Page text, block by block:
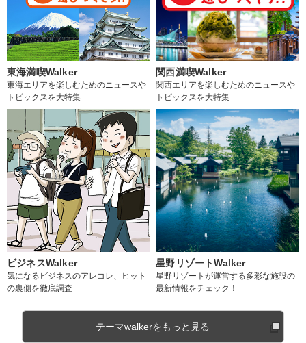
東海満喫Walker
東海エリアを楽しむためのニュースや
トピックスを大特集
関西満喫Walker
関西エリアを楽しむためのニュースや
トピックスを大特集
ビジネスWalker
気になるビジネスのアレコレ、ヒット
の裏側を徹底調査
星野リゾートWalker
星野リゾートが運営する多彩な施設の
最新情報をチェック！
テーマwalkerをもっと見る